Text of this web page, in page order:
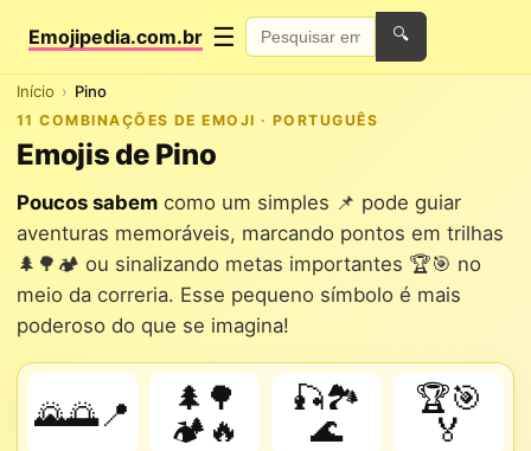
Emojipedia.com.br ☰ 🔍
Início Pino
11 COMBINAÇÕES DE EMOJI · PORTUGUÊS
Emojis de Pino
Poucos sabem como um simples 📌 pode guiar
aventuras memoráveis, marcando pontos em trilhas
🌲🌳🏕️ ou sinalizando metas importantes 🏆🎯 no
meio da correria. Esse pequeno símbolo é mais
poderoso do que se imagina!
🌄🌅📍
🌲🌳
🏕️🔥
🎣🏞️
🌊
🏆🎯
🏅